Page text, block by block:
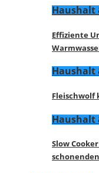
Haushalt
Effiziente
Haushalt
Fleischwolf
Haushalt
Slow